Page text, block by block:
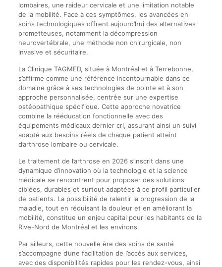
lombaires, une raideur cervicale et une limitation notable
de la mobilité. Face à ces symptômes, les avancées en
soins technologiques offrent aujourd’hui des alternatives
prometteuses, notamment la décompression
neurovertébrale, une méthode non chirurgicale, non
invasive et sécuritaire.
La Clinique TAGMED, située à Montréal et à Terrebonne,
s’affirme comme une référence incontournable dans ce
domaine grâce à ses technologies de pointe et à son
approche personnalisée, centrée sur une expertise
ostéopathique spécifique. Cette approche novatrice
combine la rééducation fonctionnelle avec des
équipements médicaux dernier cri, assurant ainsi un suivi
adapté aux besoins réels de chaque patient atteint
d’arthrose lombaire ou cervicale.
Le traitement de l’arthrose en 2026 s’inscrit dans une
dynamique d’innovation où la technologie et la science
médicale se rencontrent pour proposer des solutions
ciblées, durables et surtout adaptées à ce profil particulier
de patients. La possibilité de ralentir la progression de la
maladie, tout en réduisant la douleur et en améliorant la
mobilité, constitue un enjeu capital pour les habitants de la
Rive-Nord de Montréal et les environs.
Par ailleurs, cette nouvelle ère des soins de santé
s’accompagne d’une facilitation de l’accès aux services,
avec des disponibilités rapides pour les rendez-vous, ainsi